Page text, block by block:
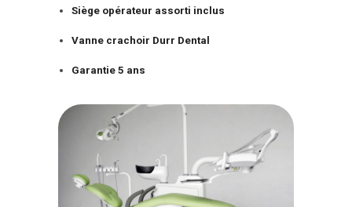
Siège opérateur assorti inclus
Vanne crachoir Durr Dental
Garantie 5 ans